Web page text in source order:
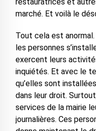
marché. Et voilà le
Tout cela est
les personnes
exercent leurs
inquiétés. Et avec le
qu’elles sont
dans leur droit.
services de la mairie
journalières. Ces